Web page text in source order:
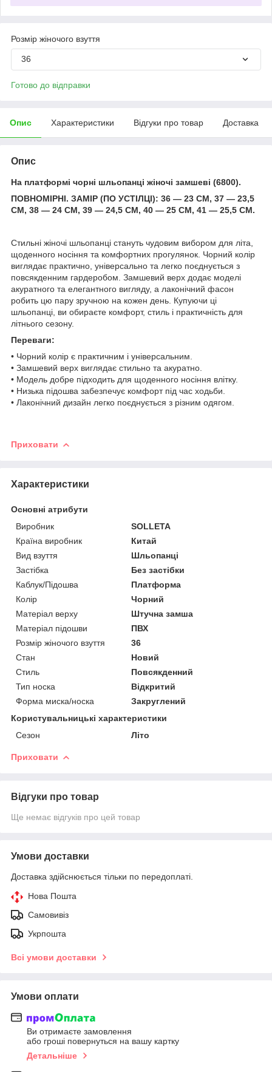
Розмір жіночого взуття
36
Готово до відправки
Опис Характеристики Відгуки про товар Доставка
Опис
На платформі чорні шльопанці жіночі замшеві (6800).
ПОВНОМІРНІ. ЗАМІР (ПО УСТІЛЦІ): 36 — 23 СМ, 37 — 23,5
СМ, 38 — 24 СМ, 39 — 24,5 СМ, 40 — 25 СМ, 41 — 25,5 СМ.
Стильні жіночі шльопанці стануть чудовим вибором для літа,
щоденного носіння та комфортних прогулянок. Чорний колір
виглядає практично, універсально та легко поєднується з
повсякденним гардеробом. Замшевий верх додає моделі
акуратного та елегантного вигляду, а лаконічний фасон
робить цю пару зручною на кожен день. Купуючи ці
шльопанці, ви обираєте комфорт, стиль і практичність для
літнього сезону.
Переваги:
• Чорний колір є практичним і універсальним.
• Замшевий верх виглядає стильно та акуратно.
• Модель добре підходить для щоденного носіння влітку.
• Низька підошва забезпечує комфорт під час ходьби.
• Лаконічний дизайн легко поєднується з різним одягом.
Приховати
Характеристики
Основні атрибути
Виробник
SOLLETA
Країна виробник
Китай
Вид взуття
Шльопанці
Застібка
Без застібки
Каблук/Підошва
Платформа
Колір
Чорний
Матеріал верху
Штучна замша
Матеріал підошви
ПВХ
Розмір жіночого взуття
36
Стан
Новий
Стиль
Повсякденний
Тип носка
Відкритий
Форма миска/носка
Закруглений
Користувальницькі характеристики
Сезон
Літо
Приховати
Відгуки про товар
Ще немає відгуків про цей товар
Умови доставки
Доставка здійснюється тільки по передоплаті.
Нова Пошта
Самовивіз
Укрпошта
Всі умови доставки
Умови оплати
Ви отримаєте замовлення
або гроші повернуться на вашу картку
Детальніше